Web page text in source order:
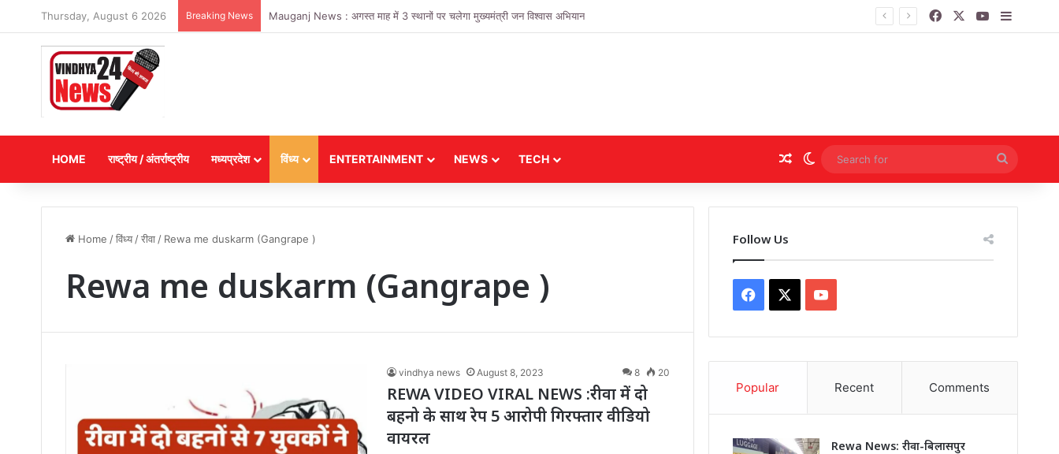
Thursday, August 6 2026 Breaking News Mauganj News : अगस्त माह में 3 स्थानों पर चलेगा मुख्यमंत्री जन विश्वास अभियान FacebookYouTubeSidebar
HOME राष्ट्रीय / अंतर्राष्ट्रीय मध्यप्रदेश विंध्य ENTERTAINMENT NEWS TECH Random Article
Switch skin
for
Home /विंध्य /रीवा / Rewa me duskarm (Gangrape )
Rewa me duskarm (Gangrape )
vindhya news August 8, 2023 8 20
REWA VIDEO VIRAL NEWS :रीवा में दो
बहनो के साथ रेप 5 आरोपी गिरफ्तार वीडियो
वायरल
Follow Us
Facebook YouTube
Popular Recent Comments
Rewa News: रीवा-बिलासपुर